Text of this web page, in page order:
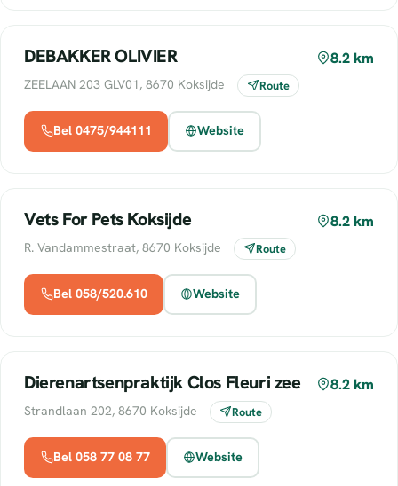
DEBAKKER OLIVIER 8.2 km
ZEELAAN 203 GLV01, 8670 Koksijde Route
Bel 0475/944111 Website
Vets For Pets Koksijde 8.2 km
R. Vandammestraat, 8670 Koksijde Route
Bel 058/520.610 Website
Dierenartsenpraktijk Clos Fleuri zee 8.2 km
Strandlaan 202, 8670 Koksijde Route
Bel 058 77 08 77 Website